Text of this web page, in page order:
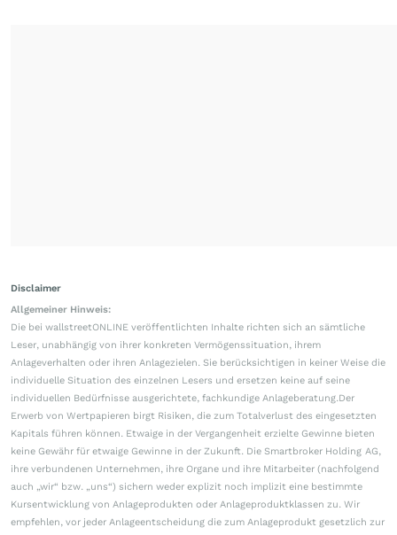
Disclaimer
Allgemeiner Hinweis:
Die bei wallstreetONLINE veröffentlichten Inhalte richten sich an sämtliche
Leser, unabhängig von ihrer konkreten Vermögenssituation, ihrem
Anlageverhalten oder ihren Anlagezielen. Sie berücksichtigen in keiner Weise die
individuelle Situation des einzelnen Lesers und ersetzen keine auf seine
individuellen Bedürfnisse ausgerichtete, fachkundige Anlageberatung.Der
Erwerb von Wertpapieren birgt Risiken, die zum Totalverlust des eingesetzten
Kapitals führen können. Etwaige in der Vergangenheit erzielte Gewinne bieten
keine Gewähr für etwaige Gewinne in der Zukunft. Die Smartbroker Holding AG,
ihre verbundenen Unternehmen, ihre Organe und ihre Mitarbeiter (nachfolgend
auch „wir“ bzw. „uns“) sichern weder explizit noch implizit eine bestimmte
Kursentwicklung von Anlageprodukten oder Anlageproduktklassen zu. Wir
empfehlen, vor jeder Anlageentscheidung die zum Anlageprodukt gesetzlich zur